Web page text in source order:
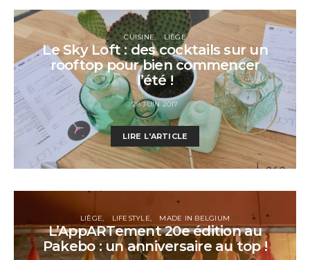
CUISINE LIÈGE
Le Sky Loft : des cocktails sur un
rooftop pour bien commencer
l’été !
28 JUIN 2017
LIRE L'ARTICLE
LIÈGE LIFESTYLE MADE IN BELGIUM
L’AppARTement 20e édition au
Pakebo : un anniversaire au top !